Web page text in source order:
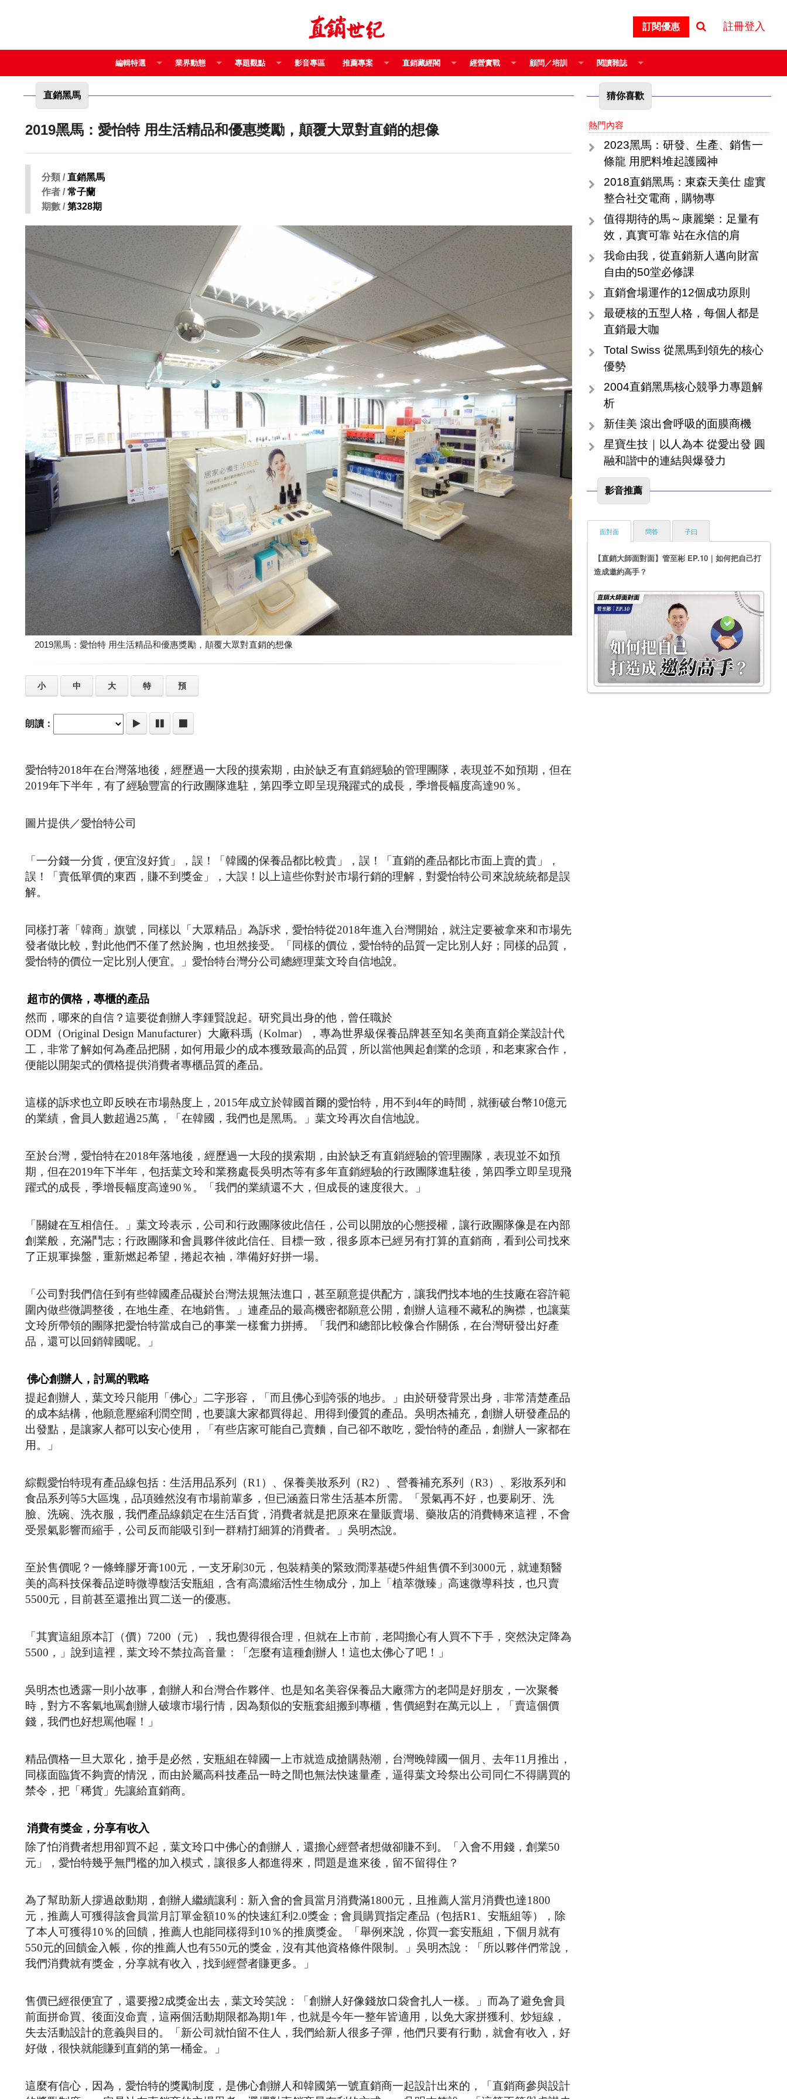
訂閱優惠 註冊登入
編輯特選 業界動態 專題觀點 影音專區 推薦專案 直銷藏經閣 經營實戰 顧問／培訓 閱讀雜誌
直銷黑馬
2019黑馬：愛怡特 用生活精品和優惠獎勵，顛覆大眾對直銷的想像
分類 /直銷黑馬
作者 /常子蘭
期數 /第328期
2019黑馬：愛怡特 用生活精品和優惠獎勵，顛覆大眾對直銷的想像
小 中 大 特 預
朗讀：
愛怡特2018年在台灣落地後，經歷過一大段的摸索期，由於缺乏有直銷經驗的管理團隊，表現並不如預期，但在
2019年下半年，有了經驗豐富的行政團隊進駐，第四季立即呈現飛躍式的成長，季增長幅度高達90％。
圖片提供／愛怡特公司
「一分錢一分貨，便宜沒好貨」，誤！「韓國的保養品都比較貴」，誤！「直銷的產品都比市面上賣的貴」，
誤！「賣低單價的東西，賺不到獎金」，大誤！以上這些你對於市場行銷的理解，對愛怡特公司來說統統都是誤
解。
同樣打著「韓商」旗號，同樣以「大眾精品」為訴求，愛怡特從2018年進入台灣開始，就注定要被拿來和市場先
發者做比較，對此他們不僅了然於胸，也坦然接受。「同樣的價位，愛怡特的品質一定比別人好；同樣的品質，
愛怡特的價位一定比別人便宜。」愛怡特台灣分公司總經理葉文玲自信地說。
超市的價格，專櫃的產品
然而，哪來的自信？這要從創辦人李鍾賢說起。研究員出身的他，曾任職於
ODM（Original Design Manufacturer）大廠科瑪（Kolmar），專為世界級保養品牌甚至知名美商直銷企業設計代
工，非常了解如何為產品把關，如何用最少的成本獲致最高的品質，所以當他興起創業的念頭，和老東家合作，
便能以開架式的價格提供消費者專櫃品質的產品。
這樣的訴求也立即反映在市場熱度上，2015年成立於韓國首爾的愛怡特，用不到4年的時間，就衝破台幣10億元
的業績，會員人數超過25萬，「在韓國，我們也是黑馬。」葉文玲再次自信地說。
至於台灣，愛怡特在2018年落地後，經歷過一大段的摸索期，由於缺乏有直銷經驗的管理團隊，表現並不如預
期，但在2019年下半年，包括葉文玲和業務處長吳明杰等有多年直銷經驗的行政團隊進駐後，第四季立即呈現飛
躍式的成長，季增長幅度高達90％。「我們的業績還不大，但成長的速度很大。」
「關鍵在互相信任。」葉文玲表示，公司和行政團隊彼此信任，公司以開放的心態授權，讓行政團隊像是在內部
創業般，充滿鬥志；行政團隊和會員夥伴彼此信任、目標一致，很多原本已經另有打算的直銷商，看到公司找來
了正規軍操盤，重新燃起希望，捲起衣袖，準備好好拼一場。
「公司對我們信任到有些韓國產品礙於台灣法規無法進口，甚至願意提供配方，讓我們找本地的生技廠在容許範
圍內做些微調整後，在地生產、在地銷售。」連產品的最高機密都願意公開，創辦人這種不藏私的胸襟，也讓葉
文玲所帶領的團隊把愛怡特當成自己的事業一樣奮力拼搏。「我們和總部比較像合作關係，在台灣研發出好產
品，還可以回銷韓國呢。」
佛心創辦人，討罵的戰略
提起創辦人，葉文玲只能用「佛心」二字形容，「而且佛心到誇張的地步。」由於研發背景出身，非常清楚產品
的成本結構，他願意壓縮利潤空間，也要讓大家都買得起、用得到優質的產品。吳明杰補充，創辦人研發產品的
出發點，是讓家人都可以安心使用，「有些店家可能自己賣麵，自己卻不敢吃，愛怡特的產品，創辦人一家都在
用。」
綜觀愛怡特現有產品線包括：生活用品系列（R1）、保養美妝系列（R2）、營養補充系列（R3）、彩妝系列和
食品系列等5大區塊，品項雖然沒有市場前輩多，但已涵蓋日常生活基本所需。「景氣再不好，也要刷牙、洗
臉、洗碗、洗衣服，我們產品線鎖定在生活百貨，消費者就是把原來在量販賣場、藥妝店的消費轉來這裡，不會
受景氣影響而縮手，公司反而能吸引到一群精打細算的消費者。」吳明杰說。
至於售價呢？一條蜂膠牙膏100元，一支牙刷30元，包裝精美的緊致潤澤基礎5件組售價不到3000元，就連類醫
美的高科技保養品逆時微導馥活安瓶組，含有高濃縮活性生物成分，加上「植萃微臻」高速微導科技，也只賣
5500元，目前甚至還推出買二送一的優惠。
「其實這組原本訂（價）7200（元），我也覺得很合理，但就在上市前，老闆擔心有人買不下手，突然決定降為
5500，」說到這裡，葉文玲不禁拉高音量：「怎麼有這種創辦人！這也太佛心了吧！」
吳明杰也透露一則小故事，創辦人和台灣合作夥伴、也是知名美容保養品大廠霈方的老闆是好朋友，一次聚餐
時，對方不客氣地罵創辦人破壞市場行情，因為類似的安瓶套組搬到專櫃，售價絕對在萬元以上，「賣這個價
錢，我們也好想罵他喔！」
精品價格一旦大眾化，搶手是必然，安瓶組在韓國一上市就造成搶購熱潮，台灣晚韓國一個月、去年11月推出，
同樣面臨貨不夠賣的情況，而由於屬高科技產品一時之間也無法快速量產，逼得葉文玲祭出公司同仁不得購買的
禁令，把「稀貨」先讓給直銷商。
消費有獎金，分享有收入
除了怕消費者想用卻買不起，葉文玲口中佛心的創辦人，還擔心經營者想做卻賺不到。「入會不用錢，創業50
元」，愛怡特幾乎無門檻的加入模式，讓很多人都進得來，問題是進來後，留不留得住？
為了幫助新人撐過啟動期，創辦人繼續讓利：新入會的會員當月消費滿1800元，且推薦人當月消費也達1800
元，推薦人可獲得該會員當月訂單金額10％的快速紅利2.0獎金；會員購買指定產品（包括R1、安瓶組等），除
了本人可獲得10％的回饋，推薦人也能同樣得到10％的推廣獎金。「舉例來說，你買一套安瓶組，下個月就有
550元的回饋金入帳，你的推薦人也有550元的獎金，沒有其他資格條件限制。」吳明杰說：「所以夥伴們常說，
我們消費就有獎金，分享就有收入，找到經營者賺更多。」
售價已經很便宜了，還要撥2成獎金出去，葉文玲笑說：「創辦人好像錢放口袋會扎人一樣。」而為了避免會員
前面拼命買、後面沒命賣，這兩個活動期限都為期1年，也就是今年一整年皆適用，以免大家拼獲利、炒短線，
失去活動設計的意義與目的。「新公司就怕留不住人，我們給新人很多子彈，他們只要有行動，就會有收入，好
好做，很快就能賺到直銷的第一桶金。」
這麼有信心，因為，愛怡特的獎勵制度，是佛心創辦人和韓國第一號直銷商一起設計出來的，「直銷商參與設計
猜你喜歡
熱門內容
2023黑馬：研發、生產、銷售一
條龍 用肥料堆起護國神
2018直銷黑馬：東森天美仕 虛實
整合社交電商，購物專
值得期待的馬～康麗樂：足量有
效，真實可靠 站在永信的肩
我命由我，從直銷新人邁向財富
自由的50堂必修課
直銷會場運作的12個成功原則
最硬核的五型人格，每個人都是
直銷最大咖
Total Swiss 從黑馬到領先的核心
優勢
2004直銷黑馬核心競爭力專題解
析
新佳美 滾出會呼吸的面膜商機
星寶生技｜以人為本 從愛出發 圓
融和諧中的連結與爆發力
影音推薦
面對面
【直銷大師面對面】管至彬 EP.10｜如何把自己打
造成邀約高手？
問答 子曰